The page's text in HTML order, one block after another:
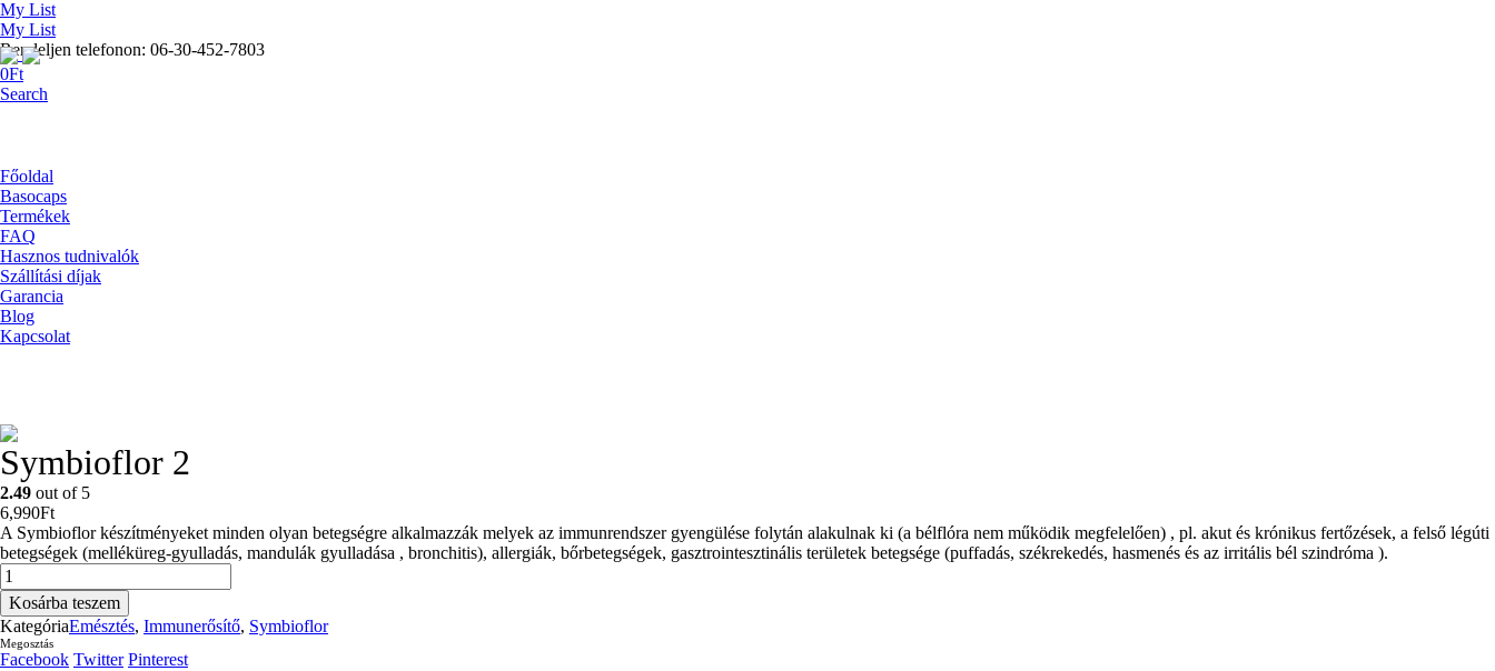
My List
My List
Rendeljen telefonon: 06-30-452-7803
0Ft
Search
Főoldal
Basocaps
Termékek
FAQ
Hasznos tudnivalók
Szállítási díjak
Garancia
Blog
Kapcsolat
Symbioflor 2
2.49 out of 5
6,990Ft
A Symbioflor készítményeket minden olyan betegségre alkalmazzák melyek az immunrendszer gyengülése folytán alakulnak ki (a bélflóra nem működik megfelelően) , pl. akut és krónikus fertőzések, a felső légúti
betegségek (melléküreg-gyulladás, mandulák gyulladása , bronchitis), allergiák, bőrbetegségek, gasztrointesztinális területek betegsége (puffadás, székrekedés, hasmenés és az irritális bél szindróma ).
Symbioflor
2
mennyiség
Kosárba teszem
KategóriaEmésztés, Immunerősítő, Symbioflor
Megosztás
Facebook Twitter Pinterest